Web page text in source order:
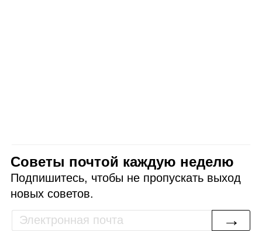
Советы почтой каждую неделю
Подпишитесь, чтобы не пропускать выход
новых советов.
→